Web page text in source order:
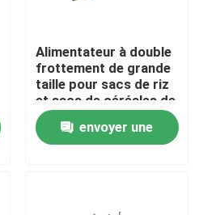
Alimentateur à double
frottement de grande
taille pour sacs de riz
et sacs de céréales de
grande taille
envoyer une